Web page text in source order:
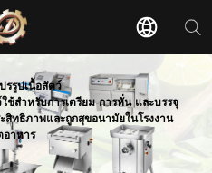
รูปเนื้อสัตว์
สำหรับการเตรียม การหั่น และบรรจุ
ธิภาพและถูกสุขอนามัยในโรงงาน
าหาร